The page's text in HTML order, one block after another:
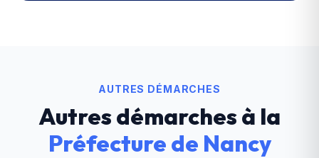
AUTRES DÉMARCHES
Autres démarches à la
Préfecture de Nancy